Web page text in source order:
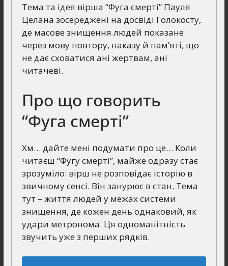
Тема та ідея вірша “Фуга смерті” Пауля
Целана зосереджені на досвіді Голокосту,
де масове знищення людей показане
через мову повтору, наказу й пам’яті, що
не дає сховатися ані жертвам, ані
читачеві.
Про що говорить
“Фуга смерті”
Хм… дайте мені подумати про це… Коли
читаєш “Фугу смерті”, майже одразу стає
зрозуміло: вірш не розповідає історію в
звичному сенсі. Він занурює в стан. Тема
тут – життя людей у межах системи
знищення, де кожен день однаковий, як
удари метронома. Ця одноманітність
звучить уже з перших рядків.